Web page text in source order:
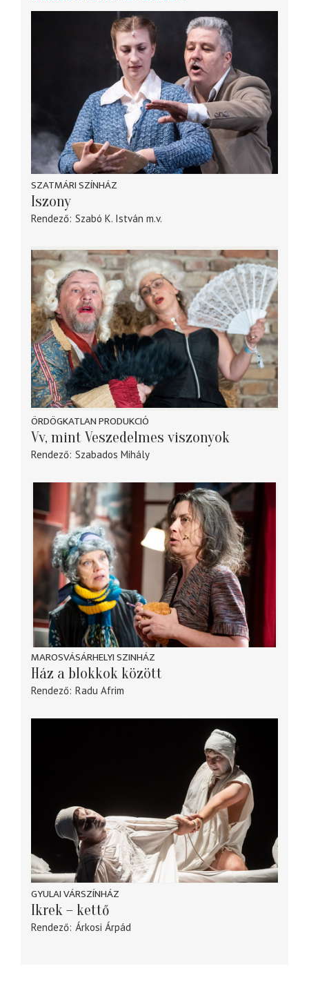
SZATMÁRI SZÍNHÁZ
Iszony
Rendező Szabó K. István m.v.
ÖRDÖGKATLAN PRODUKCIÓ
Vv, mint Veszedelmes viszonyok
Rendező Szabados Mihály
MAROSVÁSÁRHELYI SZINHÁZ
Ház a blokkok között
Rendező Radu Afrim
GYULAI VÁRSZÍNHÁZ
Ikrek – kettő
Rendező Árkosi Árpád